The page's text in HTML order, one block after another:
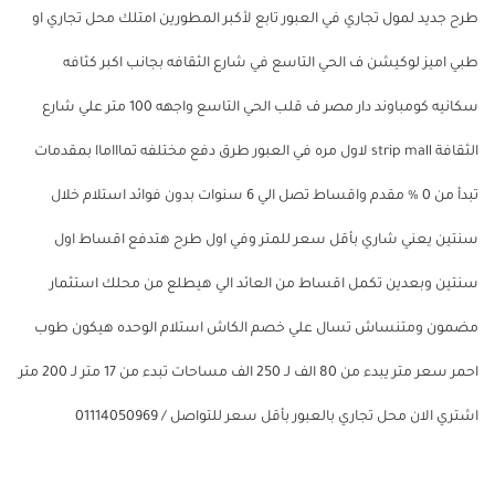
طرح جديد لمول تجاري في العبور تابع لأكبر المطورين امتلك محل تجاري او
طبي اميز لوكيشن ف الحي التاسع في شارع الثقافه بجانب اكبر كثافه
سكانيه كومباوند دار مصر ف قلب الحي التاسع واجهه 100 متر علي شارع
الثقافة strip mall لاول مره في العبور طرق دفع مختلفه تماااماا بمقدمات
تبدأ من 0 % مقدم واقساط تصل الي 6 سنوات بدون فوائد استلام خلال
سنتين يعني شاري بأقل سعر للمتر وفي اول طرح هتدفع اقساط اول
سنتين وبعدين تكمل اقساط من العائد الي هيطلع من محلك استثمار
مضمون ومتنساش تسال علي خصم الكاش استلام الوحده هيكون طوب
احمر سعر متر يبدء من 80 الف لـ 250 الف مساحات تبدء من 17 متر لـ 200 متر
اشتري الان محل تجاري بالعبور بأقل سعر للتواصل / 01114050969